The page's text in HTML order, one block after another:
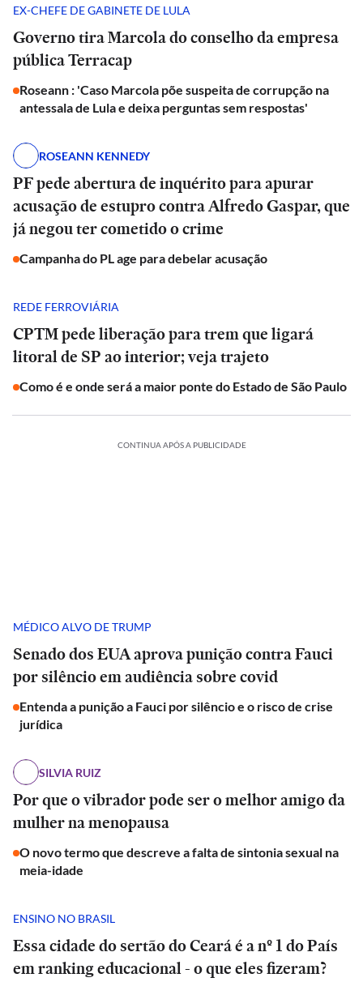
EX-CHEFE DE GABINETE DE LULA
Governo tira Marcola do conselho da empresa
pública Terracap
Roseann : 'Caso Marcola põe suspeita de corrupção na
antessala de Lula e deixa perguntas sem respostas'
ROSEANN KENNEDY
PF pede abertura de inquérito para apurar
acusação de estupro contra Alfredo Gaspar, que
já negou ter cometido o crime
Campanha do PL age para debelar acusação
REDE FERROVIÁRIA
CPTM pede liberação para trem que ligará
litoral de SP ao interior; veja trajeto
Como é e onde será a maior ponte do Estado de São Paulo
CONTINUA APÓS A PUBLICIDADE
MÉDICO ALVO DE TRUMP
Senado dos EUA aprova punição contra Fauci
por silêncio em audiência sobre covid
Entenda a punição a Fauci por silêncio e o risco de crise
jurídica
SILVIA RUIZ
Por que o vibrador pode ser o melhor amigo da
mulher na menopausa
O novo termo que descreve a falta de sintonia sexual na
meia-idade
ENSINO NO BRASIL
Essa cidade do sertão do Ceará é a nº 1 do País
em ranking educacional - o que eles fizeram?